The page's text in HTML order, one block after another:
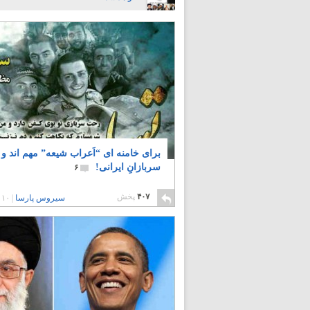
برای خامنه ای “اَعراب شیعه” مهم اند و
سربازانِ ایرانی!
۶
۴۰۷ پخش سیروس پارسا ۱۰ سال پیش